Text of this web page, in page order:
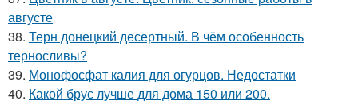
августе
38. Терн донецкий десертный. В чём особенность
терносливы?
39. Монофосфат калия для огурцов. Недостатки
40. Какой брус лучше для дома 150 или 200.